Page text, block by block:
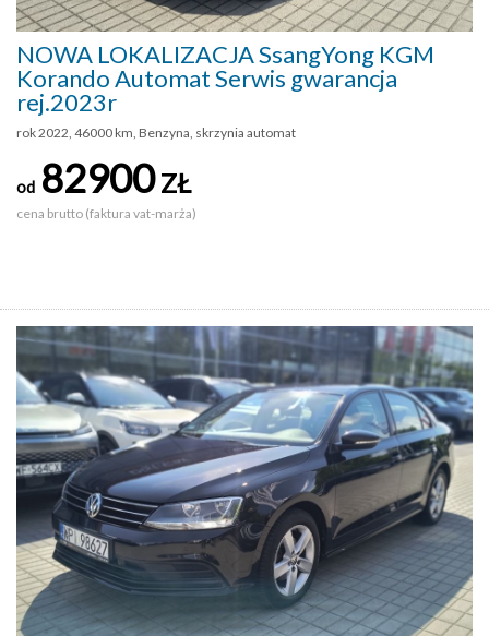
NOWA LOKALIZACJA SsangYong KGM
Korando Automat Serwis gwarancja
rej.2023r
rok 2022, 46000 km, Benzyna, skrzynia automat
od 82900ZŁ
cena brutto (faktura vat-marża)